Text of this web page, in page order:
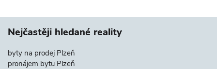
Nejčastěji hledané reality
byty na prodej Plzeň
pronájem bytu Plzeň